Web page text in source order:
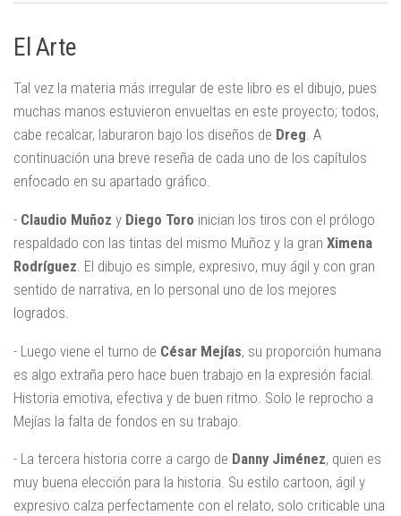
El Arte
Tal vez la materia más irregular de este libro es el dibujo, pues
muchas manos estuvieron envueltas en este proyecto; todos,
cabe recalcar, laburaron bajo los diseños de Dreg. A
continuación una breve reseña de cada uno de los capítulos
enfocado en su apartado gráfico.
- Claudio Muñoz y Diego Toro inician los tiros con el prólogo
respaldado con las tintas del mismo Muñoz y la gran Ximena
Rodríguez . El dibujo es simple, expresivo, muy ágil y con gran
sentido de narrativa, en lo personal uno de los mejores
logrados.
- Luego viene el turno de César Mejías, su proporción humana
es algo extraña pero hace buen trabajo en la expresión facial.
Historia emotiva, efectiva y de buen ritmo. Solo le reprocho a
Mejías la falta de fondos en su trabajo.
- La tercera historia corre a cargo de Danny Jiménez, quien es
muy buena elección para la historia. Su estilo cartoon, ágil y
expresivo calza perfectamente con el relato, solo criticable una